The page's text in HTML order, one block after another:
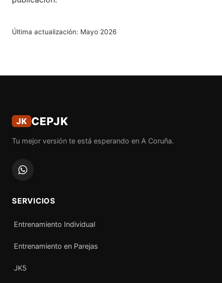
Última actualización: Mayo 2026
JK CEPJK
Tu mejor versión te está esperando en A Coruña.
SERVICIOS
Entrenamiento Individual
Entrenamiento en Parejas
JK5